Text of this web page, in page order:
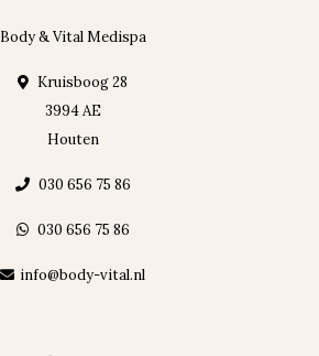
Body & Vital Medispa
Kruisboog 28
3994 AE
Houten
030 656 75 86
030 656 75 86
info@body-vital.nl